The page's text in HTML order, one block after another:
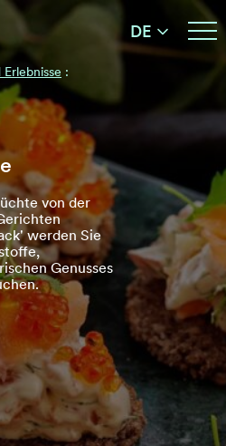
DE
:
von der
werden Sie
Genusses